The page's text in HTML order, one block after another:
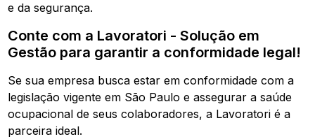
e da segurança.
Conte com a Lavoratori - Solução em
Gestão para garantir a conformidade legal!
Se sua empresa busca estar em conformidade com a
legislação vigente em São Paulo e assegurar a saúde
ocupacional de seus colaboradores, a Lavoratori é a
parceira ideal.